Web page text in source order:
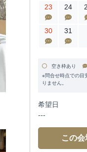
23 24
30 31
空き枠あり
※問合せ時点での目
りません。
希望日
---
この会